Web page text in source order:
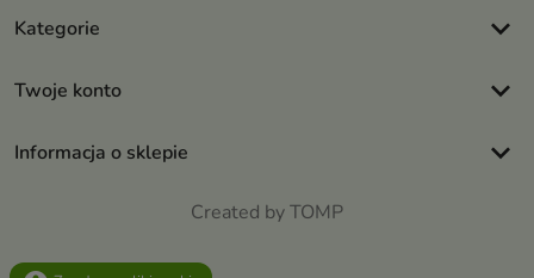
Kategorie keyboard_arrow_down
Twoje konto keyboard_arrow_down
Informacja o sklepie keyboard_arrow_down
Created by TOMP